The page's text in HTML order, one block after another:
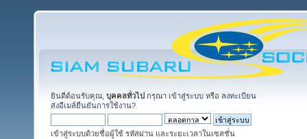
ยินดีต้อนรับคุณ, บุคคลทั่วไป กรุณา เข้าสู่ระบบ หรือ ลงทะเบียน
ส่งอีเมล์ยืนยันการใช้งาน?
เข้าสู่ระบบด้วยชื่อผู้ใช้ รหัสผ่าน และระยะเวลาในเซสชั่น